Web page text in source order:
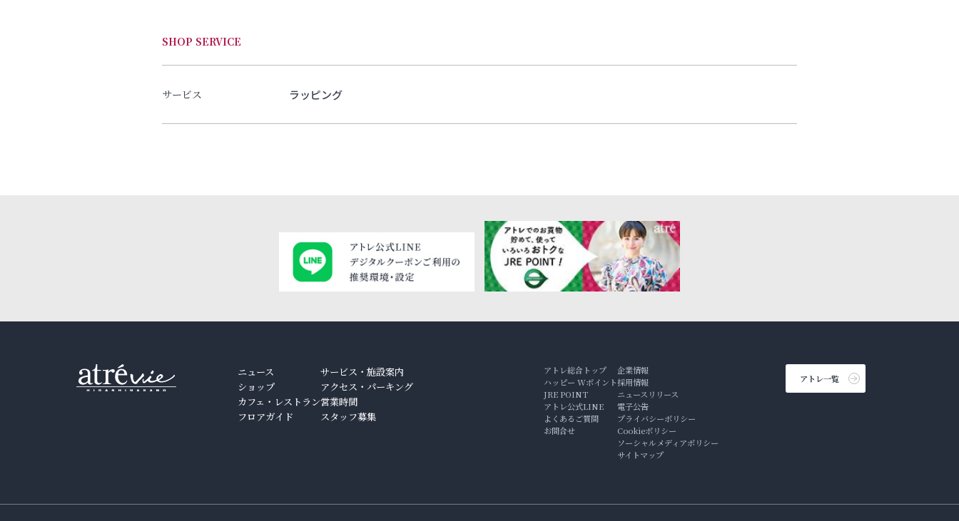
SHOP SERVICE
サービス ラッピング
ニュース
ショップ
カフェ・レストラン
フロアガイド
サービス・施設案内
アクセス・パーキング
営業時間
スタッフ募集
アトレ総合トップ
ハッピー Wポイント
JRE POINT
アトレ公式LINE
よくあるご質問
お問合せ
企業情報
採用情報
ニュースリリース
電子公告
プライバシーポリシー
Cookieポリシー
ソーシャルメディアポリシー
サイトマップ
アトレ一覧